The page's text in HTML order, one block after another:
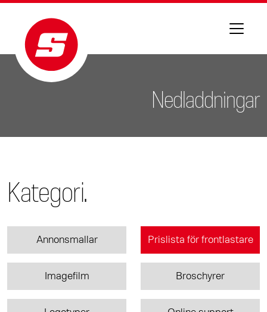
Nedladdningar
Kategori.
Annonsmallar Prislista för frontlastare
Imagefilm Broschyrer